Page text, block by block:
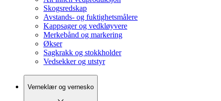
Skogsredskap
Avstands- og fuktighetsmålere
Kappsager og vedkløyvere
Merkebånd og markering
Økser
Sagkrakk og stokkholder
Vedsekker og utstyr
Verneklær og vernesko